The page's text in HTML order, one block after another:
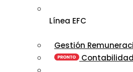
Línea EFC
Gestión
Contabilidad